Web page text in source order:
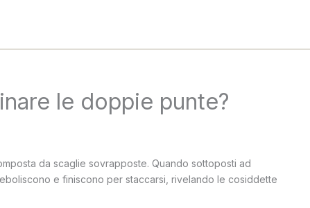
le doppie punte?
da scaglie sovrapposte. Quando sottoposti ad
e finiscono per staccarsi, rivelando le cosiddette